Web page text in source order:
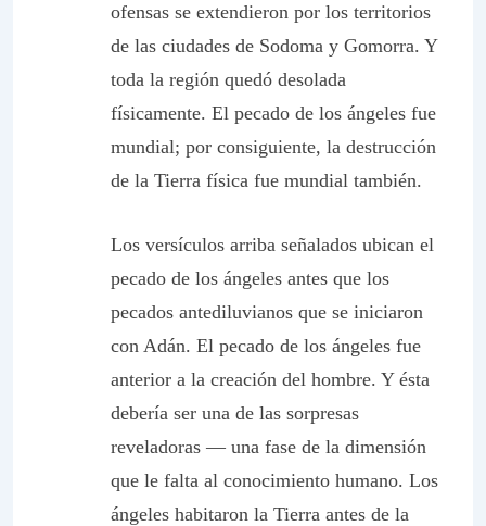
ofensas se extendieron por los territorios
de las ciudades de Sodoma y Gomorra. Y
toda la región quedó desolada
físicamente. El pecado de los ángeles fue
mundial; por consiguiente, la destrucción
de la Tierra física fue mundial también.
Los versículos arriba señalados ubican el
pecado de los ángeles antes que los
pecados antediluvianos que se iniciaron
con Adán. El pecado de los ángeles fue
anterior a la creación del hombre. Y ésta
debería ser una de las sorpresas
reveladoras — una fase de la dimensión
que le falta al conocimiento humano. Los
ángeles habitaron la Tierra antes de la